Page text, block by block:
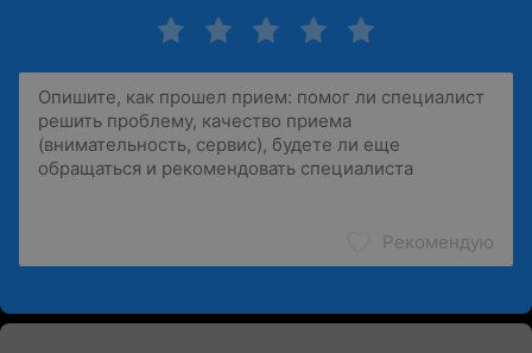
Рекомендую